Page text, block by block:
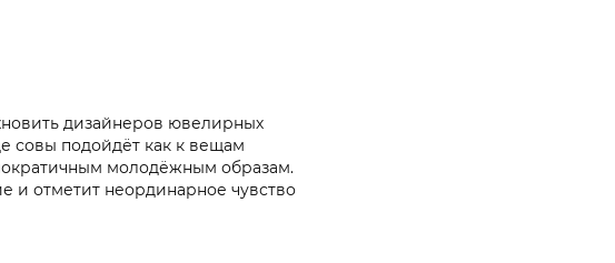
дизайнеров ювелирных
совы подойдёт как к вещам
молодёжным образам.
и отметит неординарное чувство